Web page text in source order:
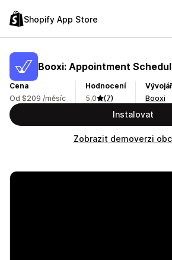
Shopify App Store
Booxi: Appointment
Cena
Od $209 /měsíc
Hodnocení
5,0
(7)
Vývojář
Booxi
Instalovat
Zobrazit demoverzi